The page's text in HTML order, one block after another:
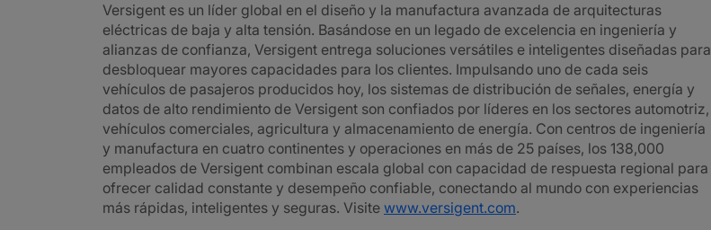
Versigent es un líder global en el diseño y la manufactura avanzada de arquitecturas
eléctricas de baja y alta tensión. Basándose en un legado de excelencia en ingeniería y
alianzas de confianza, Versigent entrega soluciones versátiles e inteligentes diseñadas para
desbloquear mayores capacidades para los clientes. Impulsando uno de cada seis
vehículos de pasajeros producidos hoy, los sistemas de distribución de señales, energía y
datos de alto rendimiento de Versigent son confiados por líderes en los sectores automotriz,
vehículos comerciales, agricultura y almacenamiento de energía. Con centros de ingeniería
y manufactura en cuatro continentes y operaciones en más de 25 países, los 138,000
empleados de Versigent combinan escala global con capacidad de respuesta regional para
ofrecer calidad constante y desempeño confiable, conectando al mundo con experiencias
más rápidas, inteligentes y seguras. Visite www.versigent.com.